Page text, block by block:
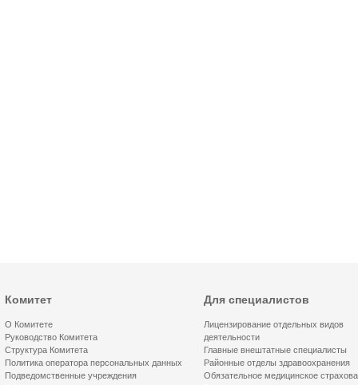
Комитет
О Комитете
Руководство Комитета
Структура Комитета
Политика оператора персональных данных
Подведомственные учреждения
Для специалистов
Лицензирование отдельных видов
деятельности
Главные внештатные специалисты
Районные отделы здравоохранения
Обязательное медицинское